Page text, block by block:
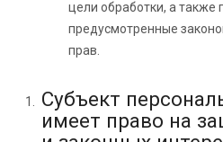
цели обработки, а также
предусмотренные
прав.
Субъект
имеет право на